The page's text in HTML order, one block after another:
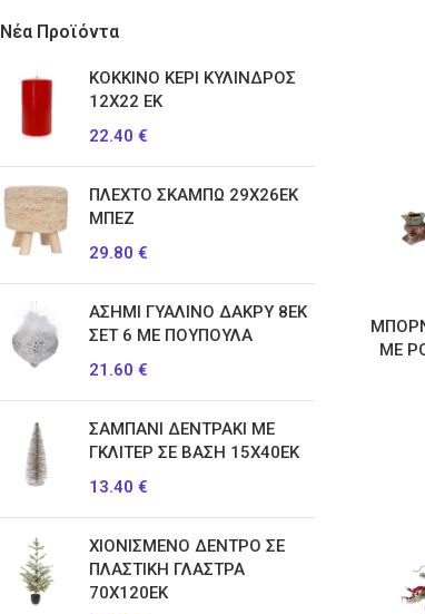
Νέα Προϊόντα
ΚΟΚΚΙΝΟ ΚΕΡΙ ΚΥΛΙΝΔΡΟΣ
12Χ22 ΕΚ
22.40 €
ΠΛΕΧΤΟ ΣΚΑΜΠΩ 29Χ26ΕΚ
ΜΠΕΖ
29.80 €
ΑΣΗΜΙ ΓΥΑΛΙΝΟ ΔΑΚΡΥ 8ΕΚ
ΣΕΤ 6 ΜΕ ΠΟΥΠΟΥΛΑ
21.60 €
ΣΑΜΠΑΝΙ ΔΕΝΤΡΑΚΙ ΜΕ
ΓΚΛΙΤΕΡ ΣΕ ΒΑΣΗ 15Χ40ΕΚ
13.40 €
ΧΙΟΝΙΣΜΕΝΟ ΔΕΝΤΡΟ ΣΕ
ΠΛΑΣΤΙΚΗ ΓΛΑΣΤΡΑ
70Χ120ΕΚ
ΜΕ